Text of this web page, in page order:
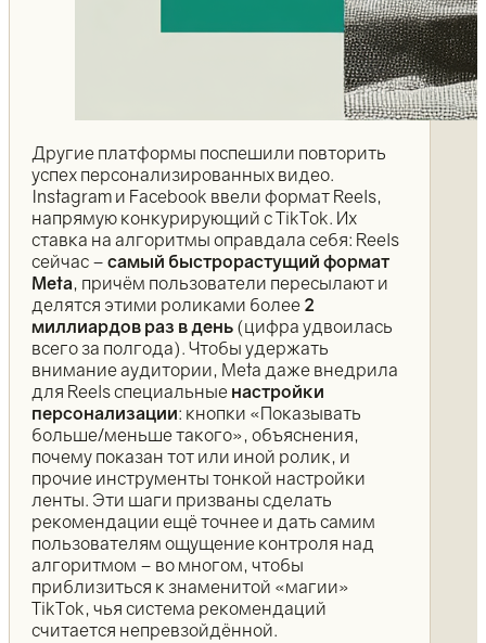
Другие платформы поспешили повторить
успех персонализированных видео.
Instagram и Facebook ввели формат Reels,
напрямую конкурирующий с TikTok. Их
ставка на алгоритмы оправдала себя: Reels
сейчас – самый быстрорастущий формат
Meta, причём пользователи пересылают и
делятся этими роликами более 2
миллиардов раз в день (цифра удвоилась
всего за полгода). Чтобы удержать
внимание аудитории, Meta даже внедрила
для Reels специальные настройки
персонализации: кнопки «Показывать
больше/меньше такого», объяснения,
почему показан тот или иной ролик, и
прочие инструменты тонкой настройки
ленты. Эти шаги призваны сделать
рекомендации ещё точнее и дать самим
пользователям ощущение контроля над
алгоритмом – во многом, чтобы
приблизиться к знаменитой «магии»
TikTok, чья система рекомендаций
считается непревзойдённой.